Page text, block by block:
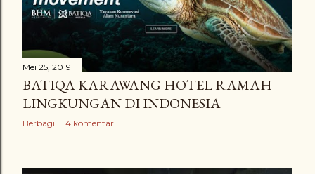
Mei 25, 2019
BATIQA KARAWANG HOTEL RAMAH
LINGKUNGAN DI INDONESIA
Berbagi 4 komentar